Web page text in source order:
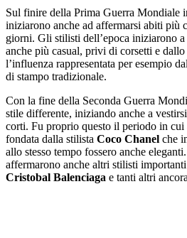
Sul finire della Prima Guerra Mondiale
iniziarono anche ad affermarsi abiti
giorni. Gli stilisti dell’epoca iniziarono
anche più casual, privi di corsetti e
l’influenza rappresentata per esempio
di stampo tradizionale.
Con la fine della Seconda Guerra
stile differente, iniziando anche a
corti. Fu proprio questo il periodo in cui
fondata dalla stilista Coco Chanel che
allo stesso tempo fossero anche
affermarono anche altri stilisti
Cristobal Balenciaga e tanti altri